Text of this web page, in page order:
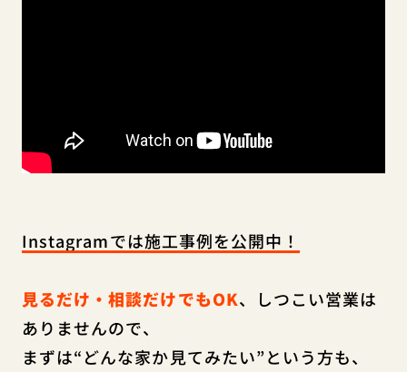
Instagramでは施工事例を公開中！
見るだけ・相談だけでもOK、しつこい営業は
ありませんので、
まずは“どんな家か見てみたい”という方も、